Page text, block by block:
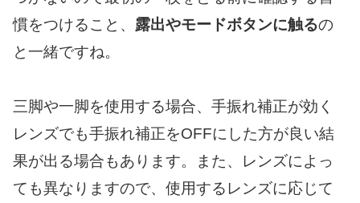
慣をつけること、 露出やモードボタンに触るの
と一緒ですね。
三脚や一脚を使用する場合、手振れ補正が効く
レンズでも手振れ補正をOFFにした方が良い結
果が出る場合もあります。また、レンズによっ
ても異なりますので、使用するレンズに応じて